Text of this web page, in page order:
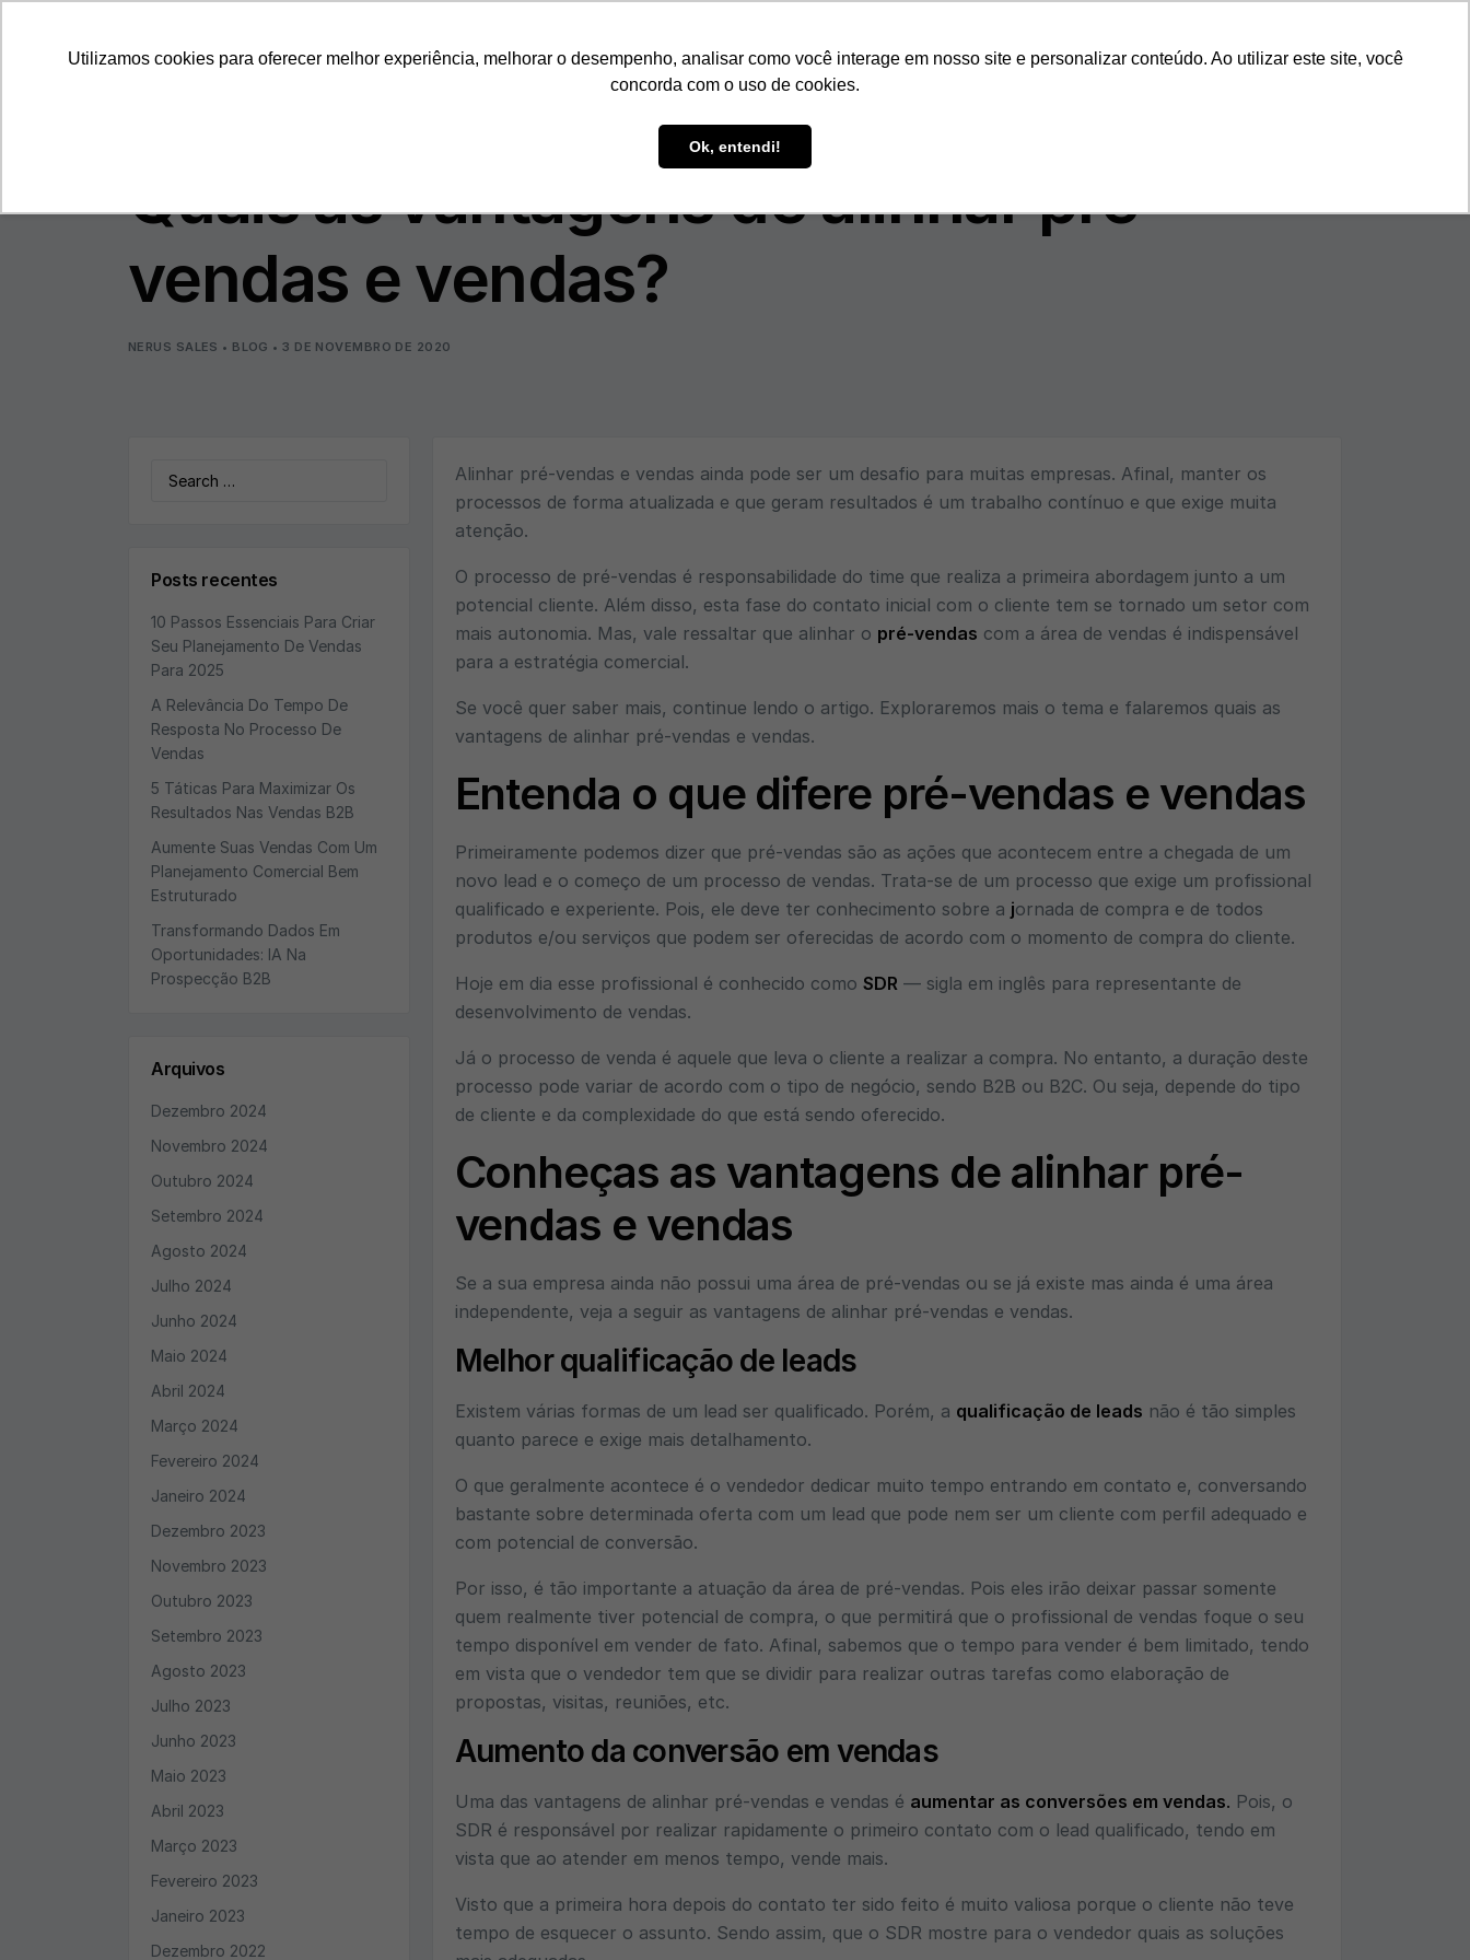
Utilizamos cookies para oferecer melhor experiência, melhorar o desempenho, analisar como você interage em nosso site e personalizar conteúdo. Ao utilizar este site, você
concorda com o uso de cookies.
Ok, entendi!
Quais as vantagens de alinhar pré-
vendas e vendas?
NERUS SALES • BLOG •3 DE NOVEMBRO DE 2020
Search
Posts recentes
10 Passos Essenciais Para Criar
Seu Planejamento De Vendas
Para 2025
A Relevância Do Tempo De
Resposta No Processo De
Vendas
5 Táticas Para Maximizar Os
Resultados Nas Vendas B2B
Aumente Suas Vendas Com Um
Planejamento Comercial Bem
Estruturado
Transformando Dados Em
Oportunidades: IA Na
Prospecção B2B
Arquivos
Dezembro 2024
Novembro 2024
Outubro 2024
Setembro 2024
Agosto 2024
Julho 2024
Junho 2024
Maio 2024
Abril 2024
Março 2024
Fevereiro 2024
Janeiro 2024
Dezembro 2023
Novembro 2023
Outubro 2023
Setembro 2023
Agosto 2023
Julho 2023
Junho 2023
Maio 2023
Abril 2023
Março 2023
Fevereiro 2023
Janeiro 2023
Dezembro 2022
Alinhar pré-vendas e vendas ainda pode ser um desafio para muitas empresas. Afinal, manter os
processos de forma atualizada e que geram resultados é um trabalho contínuo e que exige muita
atenção.
O processo de pré-vendas é responsabilidade do time que realiza a primeira abordagem junto a um
potencial cliente. Além disso, esta fase do contato inicial com o cliente tem se tornado um setor com
mais autonomia. Mas, vale ressaltar que alinhar o pré-vendas com a área de vendas é indispensável
para a estratégia comercial.
Se você quer saber mais, continue lendo o artigo. Exploraremos mais o tema e falaremos quais as
vantagens de alinhar pré-vendas e vendas.
Entenda o que difere pré-vendas e vendas
Primeiramente podemos dizer que pré-vendas são as ações que acontecem entre a chegada de um
novo lead e o começo de um processo de vendas. Trata-se de um processo que exige um profissional
qualificado e experiente. Pois, ele deve ter conhecimento sobre a jornada de compra e de todos
produtos e/ou serviços que podem ser oferecidas de acordo com o momento de compra do cliente.
Hoje em dia esse profissional é conhecido como SDR— sigla em inglês para representante de
desenvolvimento de vendas.
Já o processo de venda é aquele que leva o cliente a realizar a compra. No entanto, a duração deste
processo pode variar de acordo com o tipo de negócio, sendo B2B ou B2C. Ou seja, depende do tipo
de cliente e da complexidade do que está sendo oferecido.
Conheças as vantagens de alinhar pré-
vendas e vendas
Se a sua empresa ainda não possui uma área de pré-vendas ou se já existe mas ainda é uma área
independente, veja a seguir as vantagens de alinhar pré-vendas e vendas.
Melhor qualificação de leads
Existem várias formas de um lead ser qualificado. Porém, a qualificação de leads não é tão simples
quanto parece e exige mais detalhamento.
O que geralmente acontece é o vendedor dedicar muito tempo entrando em contato e, conversando
bastante sobre determinada oferta com um lead que pode nem ser um cliente com perfil adequado e
com potencial de conversão.
Por isso, é tão importante a atuação da área de pré-vendas. Pois eles irão deixar passar somente
quem realmente tiver potencial de compra, o que permitirá que o profissional de vendas foque o seu
tempo disponível em vender de fato. Afinal, sabemos que o tempo para vender é bem limitado, tendo
em vista que o vendedor tem que se dividir para realizar outras tarefas como elaboração de
propostas, visitas, reuniões, etc.
Aumento da conversão em vendas
Uma das vantagens de alinhar pré-vendas e vendas é aumentar as conversões em vendas. Pois, o
SDR é responsável por realizar rapidamente o primeiro contato com o lead qualificado, tendo em
vista que ao atender em menos tempo, vende mais.
Visto que a primeira hora depois do contato ter sido feito é muito valiosa porque o cliente não teve
tempo de esquecer o assunto. Sendo assim, que o SDR mostre para o vendedor quais as soluções